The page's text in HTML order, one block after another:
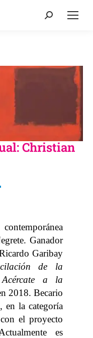
Christian
Ganador
Garibay
de la
Acércate a la
2018. Becario
la categoría
el proyecto
es